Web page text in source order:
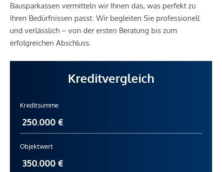
Bausparkassen vermitteln wir Ihnen das, was perfekt zu
Ihren Bedürfnissen passt. Wir begleiten Sie professionell
und verlässlich – von der ersten Beratung bis zum
erfolgreichen Abschluss.
Kreditvergleich
Kreditsumme
Objektwert